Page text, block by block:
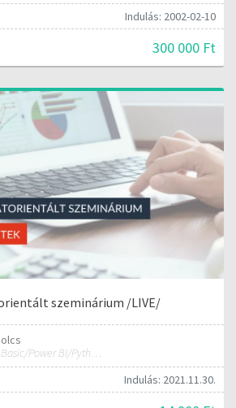
Indulás: 2002-02-10
300 000 Ft
szeminárium /LIVE/
MS Excel/Visual Basic/Power BI/Python adatelemzési szakértő
Indulás: 2021.11.30.